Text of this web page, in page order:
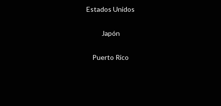
Estados Unidos
Japón
Puerto Rico